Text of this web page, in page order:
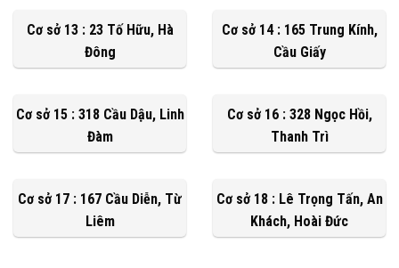
Cơ sở 13 : 23 Tố Hữu, Hà
Đông
Cơ sở 14 : 165 Trung Kính,
Cầu Giấy
Cơ sở 15 : 318 Cầu Dậu, Linh
Đàm
Cơ sở 16 : 328 Ngọc Hồi,
Thanh Trì
Cơ sở 17 : 167 Cầu Diễn, Từ
Liêm
Cơ sở 18 : Lê Trọng Tấn, An
Khách, Hoài Đức